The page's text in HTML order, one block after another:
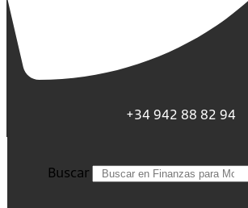
+34 942 88 82 94
Buscar